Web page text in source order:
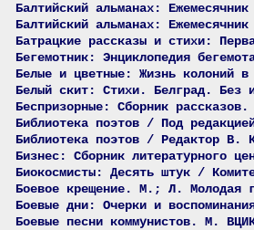
Балтийский альманах:
Балтийский альманах:
Батрацкие рассказы и стихи:
Бегемотник: Энциклопедия
Белые и цветные: Жизнь колоний
Белый скит: Стихи. Белград. Без
Беспризорные: Сборник
Библиотека поэтов / Под
Библиотека поэтов / Редактор
Бизнес: Сборник литературного
Биокосмисты: Десять штук /
Боевое крещение. М.; Л. Молодая
Боевые дни: Очерки и
Боевые песни коммунистов. М.